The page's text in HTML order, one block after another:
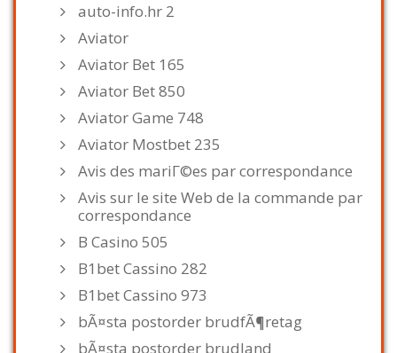
auto-info.hr 2
Aviator
Aviator Bet 165
Aviator Bet 850
Aviator Game 748
Aviator Mostbet 235
Avis des mariГ©es par correspondance
Avis sur le site Web de la commande par
correspondance
B Casino 505
B1bet Cassino 282
B1bet Cassino 973
bÃ¤sta postorder brudfÃ¶retag
bÃ¤sta postorder brudland